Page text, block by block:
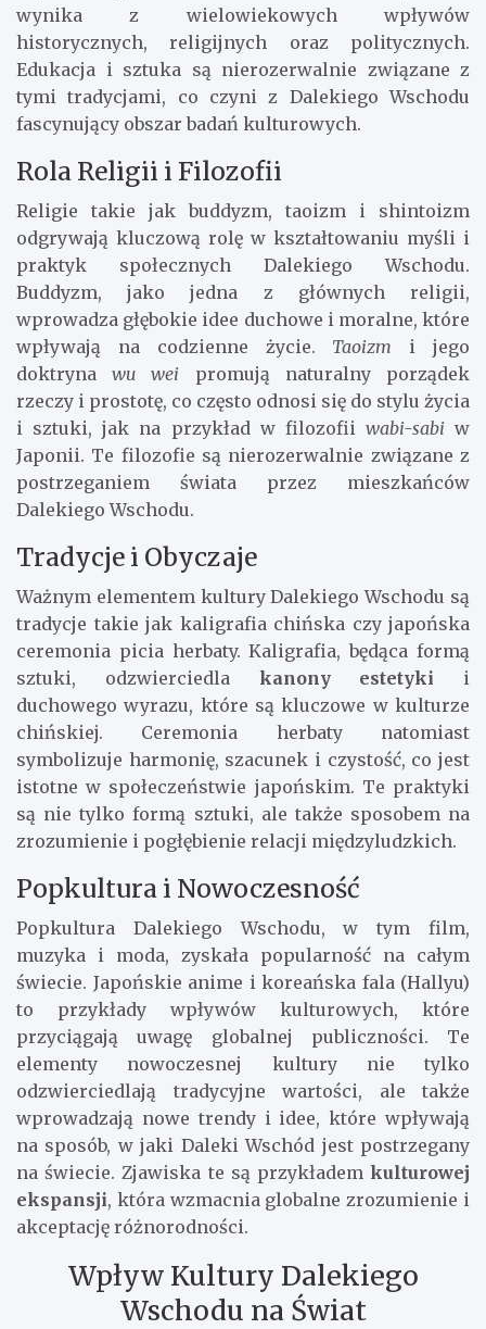
wynika z wielowiekowych wpływów
historycznych, religijnych oraz politycznych.
Edukacja i sztuka są nierozerwalnie związane z
tymi tradycjami, co czyni z Dalekiego Wschodu
fascynujący obszar badań kulturowych.
Rola Religii i Filozofii
Religie takie jak buddyzm, taoizm i shintoizm
odgrywają kluczową rolę w kształtowaniu myśli i
praktyk społecznych Dalekiego Wschodu.
Buddyzm, jako jedna z głównych religii,
wprowadza głębokie idee duchowe i moralne, które
wpływają na codzienne życie. Taoizm i jego
doktrynawu wei promują naturalny porządek
rzeczy i prostotę, co często odnosi się do stylu życia
i sztuki, jak na przykład w filozofii wabi-sabi w
Japonii. Te filozofie są nierozerwalnie związane z
postrzeganiem świata przez mieszkańców
Dalekiego Wschodu.
Tradycje i Obyczaje
Ważnym elementem kultury Dalekiego Wschodu są
tradycje takie jak kaligrafia chińska czy japońska
ceremonia picia herbaty. Kaligrafia, będąca formą
sztuki, odzwierciedla kanony estetyki i
duchowego wyrazu, które są kluczowe w kulturze
chińskiej. Ceremonia herbaty natomiast
symbolizuje harmonię, szacunek i czystość, co jest
istotne w społeczeństwie japońskim. Te praktyki
są nie tylko formą sztuki, ale także sposobem na
zrozumienie i pogłębienie relacji międzyludzkich.
Popkultura i Nowoczesność
Popkultura Dalekiego Wschodu, w tym film,
muzyka i moda, zyskała popularność na całym
świecie. Japońskie anime i koreańska fala (Hallyu)
to przykłady wpływów kulturowych, które
przyciągają uwagę globalnej publiczności. Te
elementy nowoczesnej kultury nie tylko
odzwierciedlają tradycyjne wartości, ale także
wprowadzają nowe trendy i idee, które wpływają
na sposób, w jaki Daleki Wschód jest postrzegany
na świecie. Zjawiska te są przykładem kulturowej
ekspansji, która wzmacnia globalne zrozumienie i
akceptację różnorodności.
Wpływ Kultury Dalekiego
Wschodu na Świat